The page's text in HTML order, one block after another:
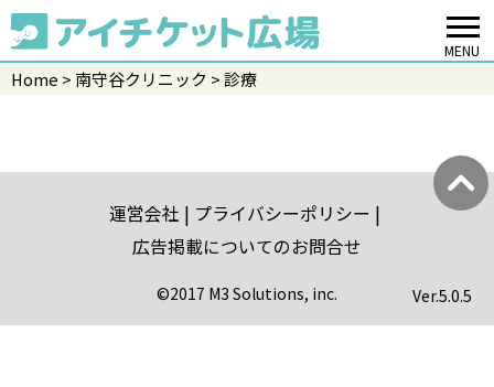
MENU
Home 南守谷クリニック 診療
運営会社
プライバシーポリシー
広告掲載についてのお問合せ
©2017 M3 Solutions, inc. Ver.5.0.5